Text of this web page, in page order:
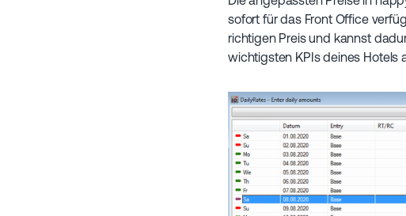
sofort für das Front Office
richtigen Preis und kannst
wichtigsten KPIs deines Hotels